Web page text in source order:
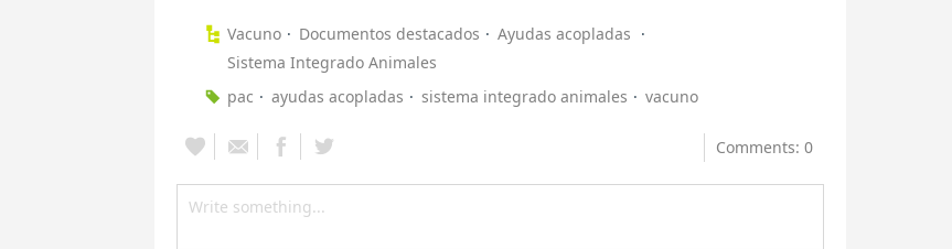
Vacuno Documentos destacados
Ayudas acopladas
Sistema Integrado Animales
pac
ayudas acopladas sistema integrado animales vacuno
Comments: 0